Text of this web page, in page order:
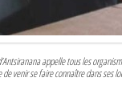
appelle tous les
de venir se faire connaître dans ses